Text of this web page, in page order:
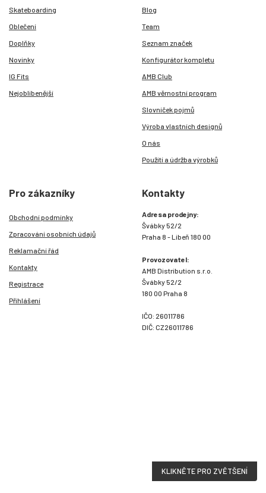
Skateboarding
Oblečení
Doplňky
Novinky
IG Fits
Nejoblíbenější
Blog
Team
Seznam značek
Konfigurátor kompletu
AMB Club
AMB věrnostní program
Slovníček pojmů
Výroba vlastních designů
O nás
Použití a údržba výrobků
Pro zákazníky
Obchodní podmínky
Zpracování osobních údajů
Reklamační řád
Kontakty
Registrace
Přihlášení
Kontakty
Adresa prodejny:
Švábky 52/2
Praha 8 - Libeň 180 00
Provozovatel:
AMB Distribution s.r.o.
Švábky 52/2
180 00 Praha 8
IČO: 26011786
DIČ: CZ26011786
KLIKNĚTE PRO ZVĚTŠENÍ